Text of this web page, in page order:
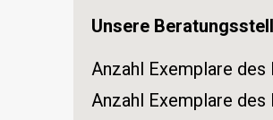
Unsere
Anzahl Exemplare
Anzahl Exemplare